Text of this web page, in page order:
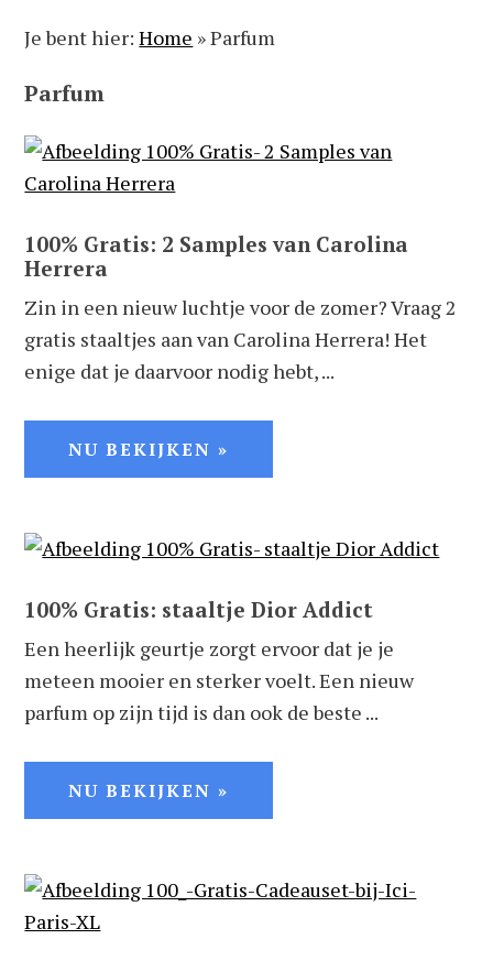
naar
de
naar
de
inhoud
naar
de
sidebar
naar
de
Je bent hier:Home »Parfum
Parfum
100% Gratis: 2 Samples van Carolina
Herrera
Zin in een nieuw luchtje voor de zomer? Vraag 2
gratis staaltjes aan van Carolina Herrera! Het
enige dat je daarvoor nodig hebt, ...
NU BEKIJKEN »
100% Gratis: staaltje Dior Addict
Een heerlijk geurtje zorgt ervoor dat je je
meteen mooier en sterker voelt. Een nieuw
parfum op zijn tijd is dan ook de beste ...
NU BEKIJKEN »